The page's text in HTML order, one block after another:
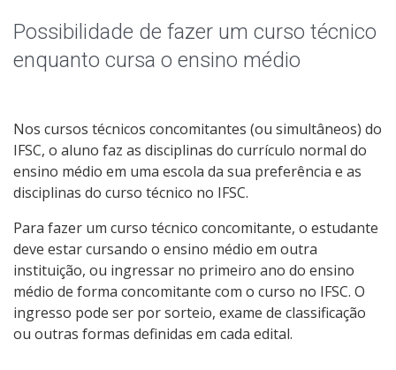
Mestrado
Todos os cursos
Processo de Inscrição
Resultados
Possibilidade de fazer um curso técnico
enquanto cursa o ensino médio
Nos cursos técnicos concomitantes (ou simultâneos) do
IFSC, o aluno faz as disciplinas do currículo normal do
ensino médio em uma escola da sua preferência e as
disciplinas do curso técnico no IFSC.
Para fazer um curso técnico concomitante, o estudante
deve estar cursando o ensino médio em outra
instituição, ou ingressar no primeiro ano do ensino
médio de forma concomitante com o curso no IFSC. O
ingresso pode ser por sorteio, exame de classificação
ou outras formas definidas em cada edital.